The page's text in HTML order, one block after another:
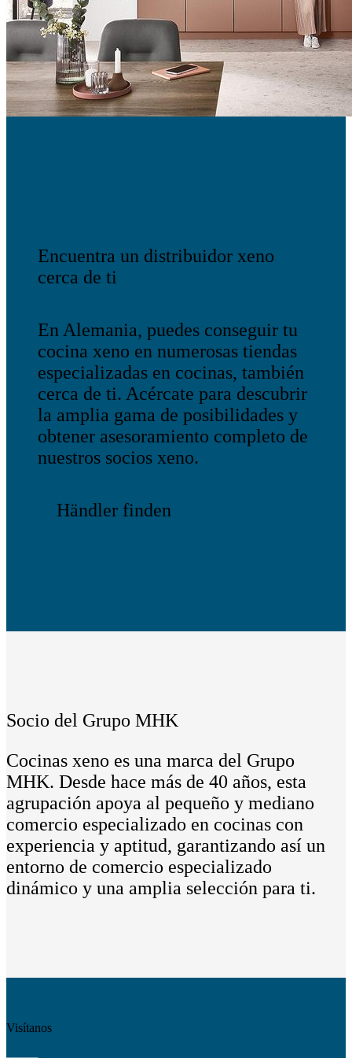
Encuentra un distribuidor xeno
cerca de ti
En Alemania, puedes conseguir tu
cocina xeno en numerosas tiendas
especializadas en cocinas, también
cerca de ti. Acércate para descubrir
la amplia gama de posibilidades y
obtener asesoramiento completo de
nuestros socios xeno.
Händler finden
Socio del Grupo MHK
Cocinas xeno es una marca del Grupo
MHK. Desde hace más de 40 años, esta
agrupación apoya al pequeño y mediano
comercio especializado en cocinas con
experiencia y aptitud, garantizando así un
entorno de comercio especializado
dinámico y una amplia selección para ti.
Visítanos